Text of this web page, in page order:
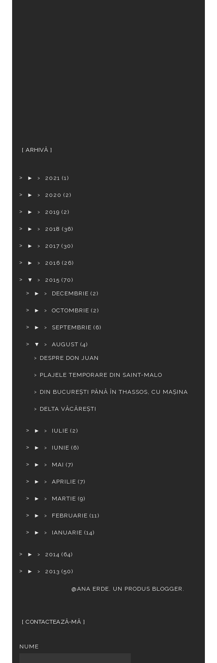
ARHIVĂ
► 2021 (1)
► 2020 (2)
► 2019 (2)
► 2018 (36)
► 2017 (30)
► 2016 (26)
▼ 2015 (70)
►
DECEMBRIE(2)
► OCTOMBRIE(2)
► SEPTEMBRIE(6)
▼ AUGUST(4)
DESPRE DON JUAN
PLAJELE TEMPORARE DIN SAINT-MALO
DIN BUCUREȘTI PÂNĂ ÎN THASSOS, CU MAȘINA
DELTA VĂCĂREȘTI
► IULIE(2)
► IUNIE(6)
► MAI(7)
► APRILIE(7)
► MARTIE(9)
► FEBRUARIE(11)
► IANUARIE(14)
► 2014 (64)
► 2013 (50)
@ANA ERDE. UN PRODUS BLOGGER
CONTACTEAZĂ-MĂ
NUME